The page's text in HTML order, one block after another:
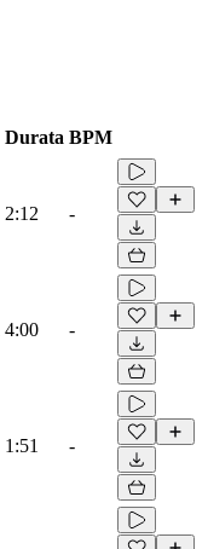
Durata BPM
2:12 -
4:00 -
1:51 -